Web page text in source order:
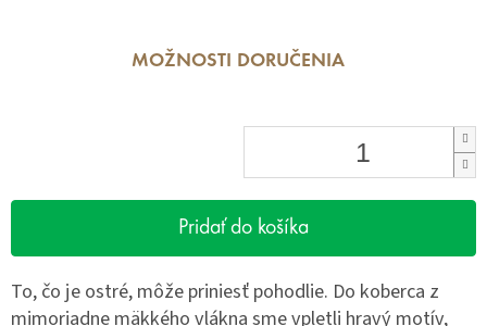
MOŽNOSTI DORUČENIA
Pridať do košíka
To, čo je ostré, môže priniesť pohodlie. Do koberca z
mimoriadne mäkkého vlákna sme vpletli hravý motív,